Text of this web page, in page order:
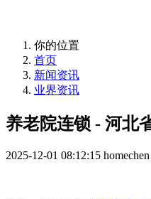
你的位置
首页
新闻资讯
业界资讯
养老院连锁 - 河北
2025-12-01 08:12:15 homechen